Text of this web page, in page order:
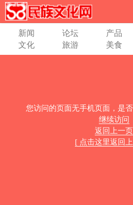
新闻 论坛 产品
文化
旅游 美食
您访问的页面无手机页面，是
继续访问
返回上一页
[ 点击这里返回